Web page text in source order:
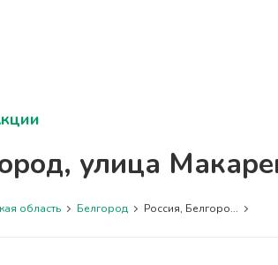
улица
область Белгород Россия, Белгоро...